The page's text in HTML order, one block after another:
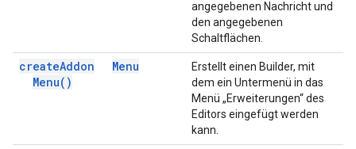
angegebenen Nachricht und
den angegebenen
Schaltflächen.
createAddon
Menu( )
Menu
Erstellt einen Builder, mit
dem ein Untermenü in das
Menü „Erweiterungen“ des
Editors eingefügt werden
kann.